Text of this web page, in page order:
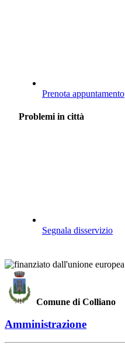
Prenota appuntamento
Problemi in città
Segnala disservizio
Comune di Colliano
Amministrazione